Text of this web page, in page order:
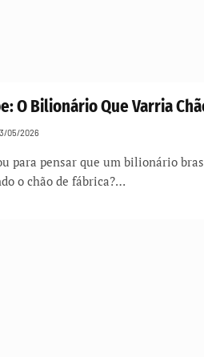
O Bilionário Que Varria
05/2026
para pensar que um bilionário
o chão de fábrica?…